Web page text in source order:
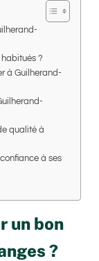
?
à Guilherand-
qualité à
à ses
un bon
?